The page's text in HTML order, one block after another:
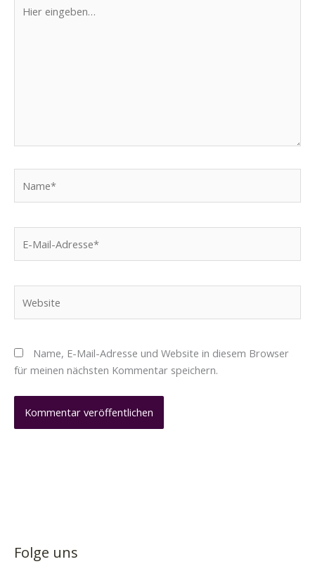
eingeben…
Mail-
Name, E-Mail-Adresse und Website in diesem Browser
für meinen nächsten Kommentar speichern.
Folge uns